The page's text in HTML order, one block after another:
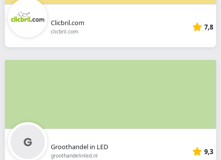
Clicbril.com
clicbril.com 7,8
Groothandel in LED
groothandelinled.nl 9,3